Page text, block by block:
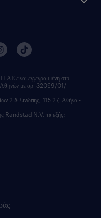
εγγεγραμμένη στο
Αθηνών με αρ. 32099/01/
2 & Σινώπης, 115 27, Αθήνα -
Randstad N.V. τα εξής: